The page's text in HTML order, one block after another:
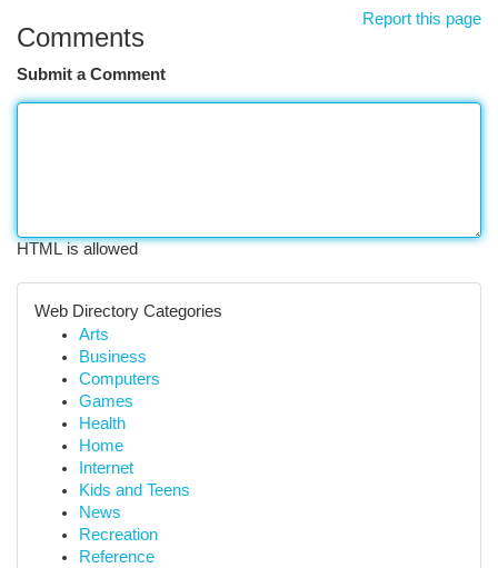
Report this page
Comments
Submit a Comment
HTML is allowed
Web Directory Categories
Arts
Business
Computers
Games
Health
Home
Internet
Kids and Teens
News
Recreation
Reference